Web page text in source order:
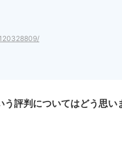
評判についてはどう思い